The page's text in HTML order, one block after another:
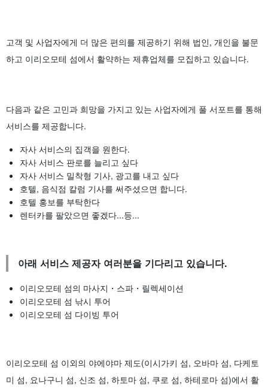
고객 및 사업자에게 더 많은 편의를 제공하기 위해 법인, 개인을 불문
하고 이리오모테 섬에서 활약하는 제휴업체를 모집하고 있습니다.
다음과 같은 고민과 희망을 가지고 있는 사업자에게 풀 서포트를 통해
서비스를 제공합니다.
자사 서비스의 집객을 원한다.
자사 서비스 판로를 늘리고 싶다
자사 서비스 밀착형 기사, 광고를 내고 싶다
호텔, 음식점 칼럼 기사를 써주셨으면 합니다.
호텔 홍보를 부탁한다
렌터카를 팔았으면 좋겠다...등...
아래 서비스 제공자 여러분을 기다리고 있습니다.
이리오모테 섬의 마사지・스파・릴렉세이션
이리오모테 섬 낚시 투어
이리오모테 섬 다이빙 투어
이리오모테 섬 이외의 야에야마 제도(이시가키 섬, 오바마 섬, 다케토
미 섬, 요나구니 섬, 신조 섬, 하토마 섬, 쿠로 섬, 하테로마 섬)에서 활